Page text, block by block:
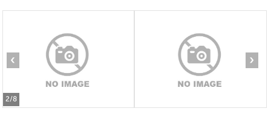
2/8
‹ ›